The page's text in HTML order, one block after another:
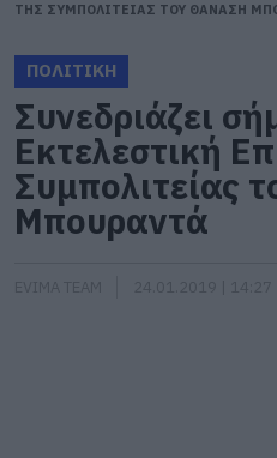
ΤΗΣ ΣΥΜΠΟΛΙΤΕΙΑΣ ΤΟΥ ΘΑΝΑΣΗ
ΠΟΛΙΤΙΚΗ
Συνεδριάζει
Εκτελεστική
Συμπολιτείας
Μπουραντά